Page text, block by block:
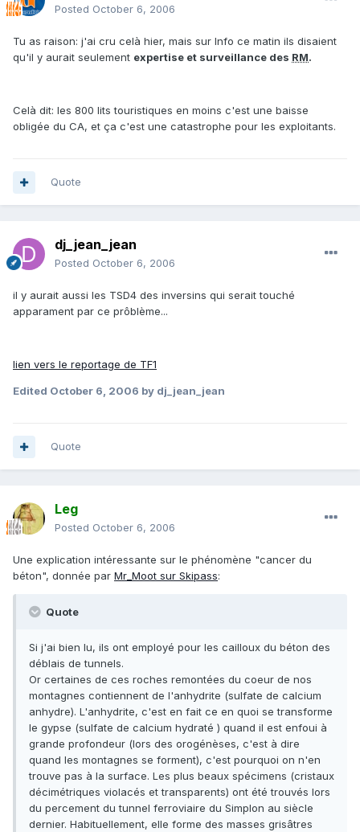
Posted October 6, 2006
Tu as raison: j'ai cru celà hier, mais sur Info ce matin ils disaient
qu'il y aurait seulement expertise et surveillance des RM.
Celà dit: les 800 lits touristiques en moins c'est une baisse
obligée du CA, et ça c'est une catastrophe pour les exploitants.
Quote
dj_jean_jean
Posted October 6, 2006
il y aurait aussi les TSD4 des inversins qui serait touché
apparament par ce prôblème...
lien vers le reportage de TF1
Edited October 6, 2006 by dj_jean_jean
Quote
Leg
Posted October 6, 2006
Une explication intéressante sur le phénomène "cancer du
béton", donnée par Mr_Moot sur Skipass:
Quote
Si j'ai bien lu, ils ont employé pour les cailloux du béton des
déblais de tunnels.
Or certaines de ces roches remontées du coeur de nos
montagnes contiennent de l'anhydrite (sulfate de calcium
anhydre). L'anhydrite, c'est en fait ce en quoi se transforme
le gypse (sulfate de calcium hydraté ) quand il est enfoui à
grande profondeur (lors des orogénèses, c'est à dire
quand les montagnes se forment), c'est pourquoi on n'en
trouve pas à la surface. Les plus beaux spécimens (cristaux
décimétriques violacés et transparents) ont été trouvés lors
du percement du tunnel ferroviaire du Simplon au siècle
dernier. Habituellement, elle forme des masses grisâtres